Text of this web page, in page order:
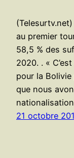
au premier
58,5 % des
2020. . «
pour la Bolivie
que nous
21 octobre